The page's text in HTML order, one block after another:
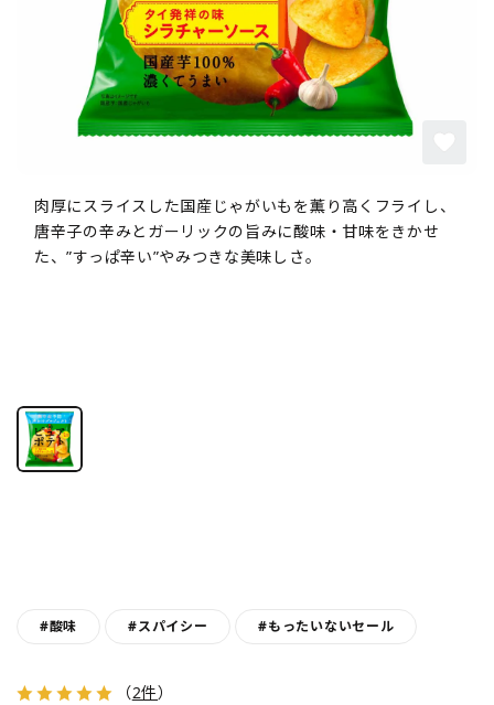
肉厚にスライスした国産じゃがいもを薫り高くフライし、
唐辛子の辛みとガーリックの旨みに酸味・甘味をきかせ
た、”すっぱ辛い”やみつきな美味しさ。
#酸味 #スパイシー #もったいないセール
（2件）